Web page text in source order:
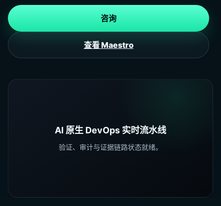
咨询
查看 Maestro
AI 原生 DevOps 实时流水线
验证、审计与证据链路状态就绪。